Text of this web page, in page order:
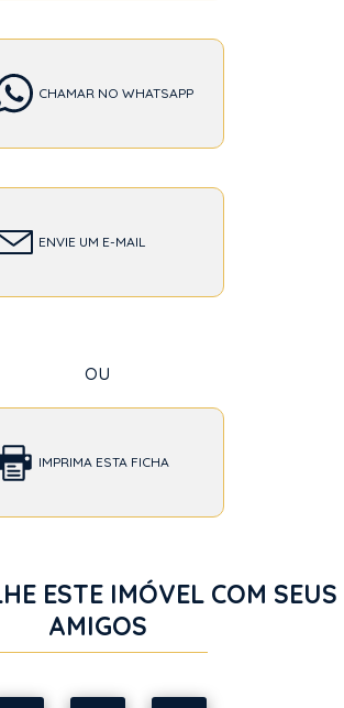
CHAMAR NO WHATSAPP
ENVIE UM E-MAIL
ou
IMPRIMA ESTA FICHA
ESTE IMÓVEL COM SEUS
AMIGOS